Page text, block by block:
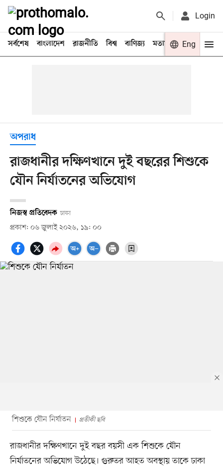
Login
সর্বশেষ বাংলাদেশ রাজনীতি বিশ্ব বাণিজ্য মতামত খেলা
Eng
অপরাধ
রাজধানীর দক্ষিণখানে দুই বছরের শিশুকে
যৌন নির্যাতনের অভিযোগ
নিজস্ব প্রতিবেদক ঢাকা
প্রকাশ: ০৬ জুলাই ২০২৬, ১৯: ০০
শিশুকে যৌন নির্যাতন প্রতীকী ছবি
রাজধানীর দক্ষিণখানে দুই বছর বয়সী এক শিশুকে যৌন
নির্যাতনের অভিযোগ উঠেছে। গুরুতর আহত অবস্থায় তাকে ঢাকা